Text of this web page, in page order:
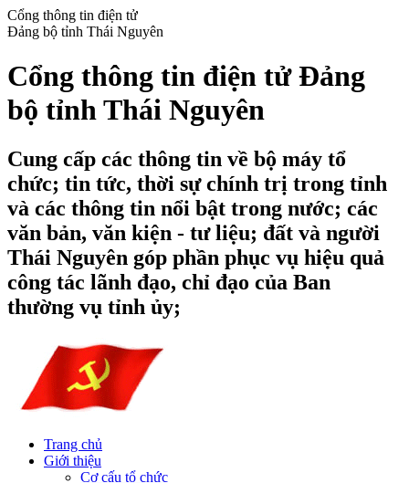
Cổng thông tin điện tử
Đảng bộ tỉnh Thái Nguyên
Cổng thông tin điện tử Đảng
bộ tỉnh Thái Nguyên
Cung cấp các thông tin về bộ máy tổ
chức; tin tức, thời sự chính trị trong tỉnh
và các thông tin nổi bật trong nước; các
văn bản, văn kiện - tư liệu; đất và người
Thái Nguyên góp phần phục vụ hiệu quả
công tác lãnh đạo, chỉ đạo của Ban
thường vụ tỉnh ủy;
Trang chủ
Giới thiệu
Cơ cấu tổ chức